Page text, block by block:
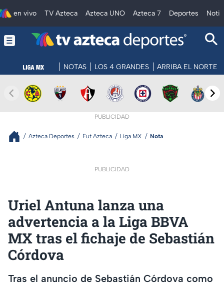
en vivo TV Azteca Azteca UNO Azteca 7 Deportes
NOTAS LOS 4 GRANDES ARRIBA EL NORTE
PUBLICIDAD
Azteca Deportes Fut Azteca Liga MX Nota
PUBLICIDAD
Uriel Antuna lanza una
advertencia a la Liga BBVA
MX tras el fichaje de Sebastián
Córdova
Tras el anuncio de Sebastián Córdova como